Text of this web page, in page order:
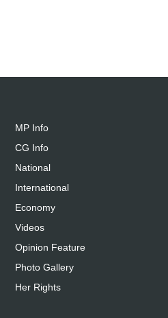
MP Info
CG Info
National
International
Economy
Videos
Opinion Feature
Photo Gallery
Her Rights